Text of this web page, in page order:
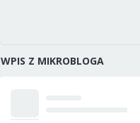
WPIS Z MIKROBLOGA